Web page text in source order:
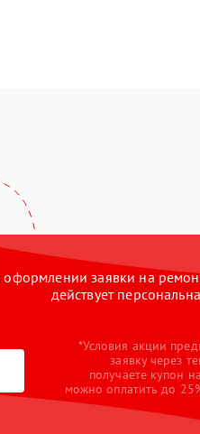
заявки на
действует
*Условия акции
заявку через
получаете купон
можно оплатить до